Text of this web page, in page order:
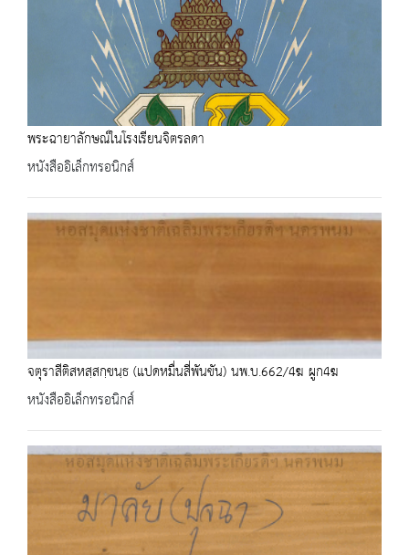
พระฉายาลักษณ์ในโรงเรียนจิตรลดา
หนังสืออิเล็กทรอนิกส์
จตุราสีติสหสฺสกฺขนฺธ (แปดหมื่นสี่พันขัน) นพ.บ.662/4ฆ ผูก4ฆ
หนังสืออิเล็กทรอนิกส์